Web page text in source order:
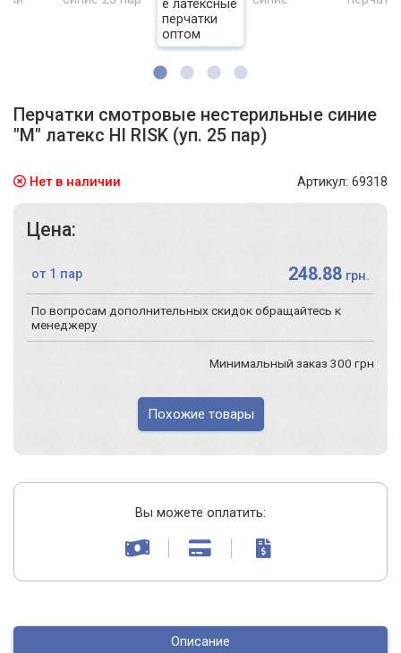
Перчатки смотровые нестерильные синие
"М" латекс HI RISK (уп. 25 пар)
Нет в наличии Артикул: 69318
Цена:
от 1 пар 248.88 грн.
По вопросам дополнительных скидок обращайтесь к
менеджеру
Минимальный заказ 300 грн
Похожие товары
Вы можете оплатить:
Описание